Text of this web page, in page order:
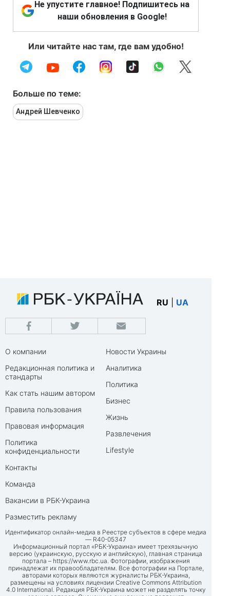
Не упустите главное! Подпишитесь на
наши обновления в Google!
Или читайте нас там, где вам удобно!
Больше по теме:
Андрей Шевченко
RU UA
О компании
Редакционная политика и
стандарты
Как стать нашим автором
Правила пользования
Правовая информация
Политика
конфиденциальности
Контакты
Команда
Вакансии в РБК-Украина
Разместить рекламу
Новости Украины
Аналитика
Политика
Бизнес
Жизнь
Развлечения
Lifestyle
Идентификатор онлайн-медиа в Реестре субъектов в сфере медиа
— R40-05347
Информационный портал «РБК-Украина» имеет трехязычную
версию (украинскую, русскую и английскую), главная страница
портала – https://www.rbc.ua. Фотографии, изображения
принадлежат их правообладателям. Все фотографии на Портале,
авторами которых являются журналисты РБК-Украина,
размещены на условиях лицензии Creative Commons Attribution
4.0 International. Редакция РБК-Украина может не разделять точку